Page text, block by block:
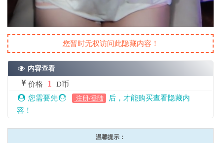
您暂时无权访问此隐藏内容！
内容查看
价格 1
D币
您需要先
注册/登陆
后，才能购买查看隐藏内
容！
温馨提示：